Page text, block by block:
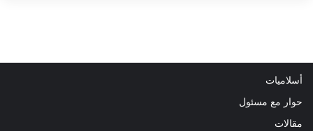
أسلاميات
حوار مع مسئول
مقالات